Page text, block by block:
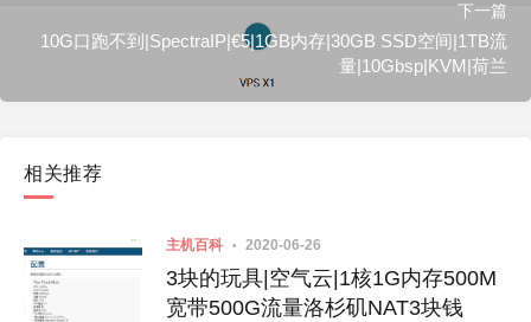
下一篇
10G口跑不到|SpectraIP|€5|1GB内存|30GB SSD空间|1TB流
量|10Gbsp|KVM|荷兰
相关推荐
主机百科 2020-06-26
3块的玩具|空气云|1核1G内存500M
宽带500G流量洛杉矶NAT3块钱